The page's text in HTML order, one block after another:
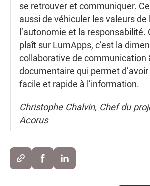
se retrouver et communiquer.
aussi de véhiculer les valeurs de
l’autonomie et la responsabilité.
plaît sur LumApps, c’est la
collaborative de communication
documentaire qui permet
facile et rapide à l’information.
Christophe Chalvin, Chef du
Acorus